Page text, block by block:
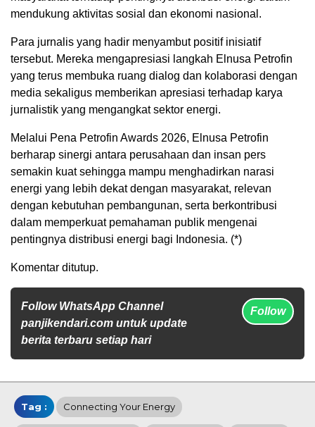
mendukung aktivitas sosial dan ekonomi nasional.
Para jurnalis yang hadir menyambut positif inisiatif
tersebut. Mereka mengapresiasi langkah Elnusa Petrofin
yang terus membuka ruang dialog dan kolaborasi dengan
media sekaligus memberikan apresiasi terhadap karya
jurnalistik yang mengangkat sektor energi.
Melalui Pena Petrofin Awards 2026, Elnusa Petrofin
berharap sinergi antara perusahaan dan insan pers
semakin kuat sehingga mampu menghadirkan narasi
energi yang lebih dekat dengan masyarakat, relevan
dengan kebutuhan pembangunan, serta berkontribusi
dalam memperkuat pemahaman publik mengenai
pentingnya distribusi energi bagi Indonesia. (*)
Komentar ditutup.
Follow WhatsApp Channel
panjikendari.com untuk update
berita terbaru setiap hari
Follow
Tag : Connecting Your Energy